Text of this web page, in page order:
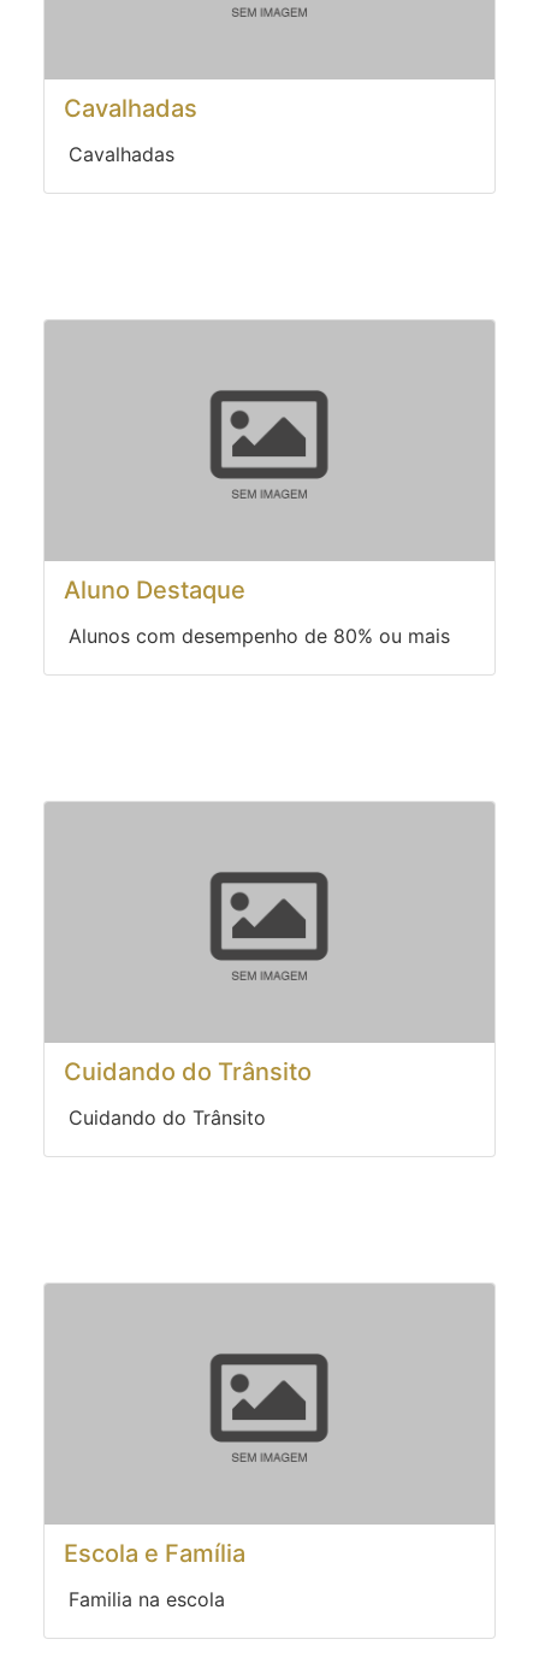
Cavalhadas
Cavalhadas
Aluno Destaque
Alunos com desempenho de 80% ou mais
Cuidando do Trânsito
Cuidando do Trânsito
Escola e Família
Familia na escola